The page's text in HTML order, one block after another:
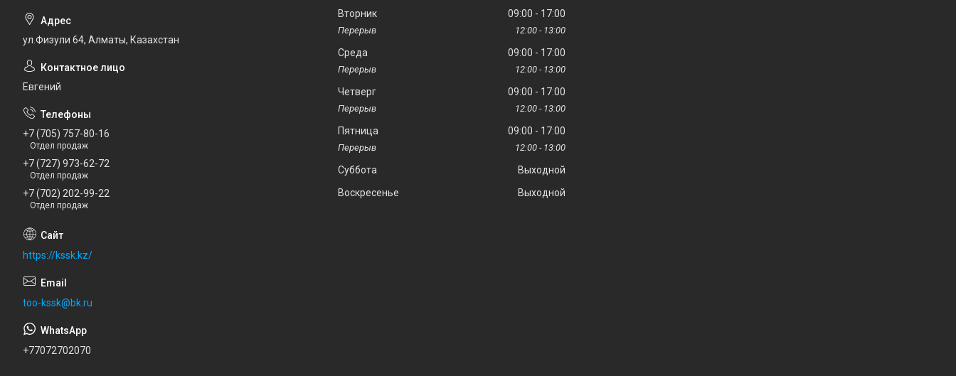
ул.Физули 64, Алматы, Казахстан
Евгений
+7 (705) 757-80-16
Отдел продаж
+7 (727) 973-62-72
Отдел продаж
+7 (702) 202-99-22
Отдел продаж
https://kssk.kz/
too-kssk@bk.ru
+77072702070
Вторник 09:00 17:00
12:00 13:00
Среда 09:00 17:00
12:00 13:00
Четверг 09:00 17:00
12:00 13:00
Пятница 09:00 17:00
12:00 13:00
Суббота
Выходной
Воскресенье
Выходной